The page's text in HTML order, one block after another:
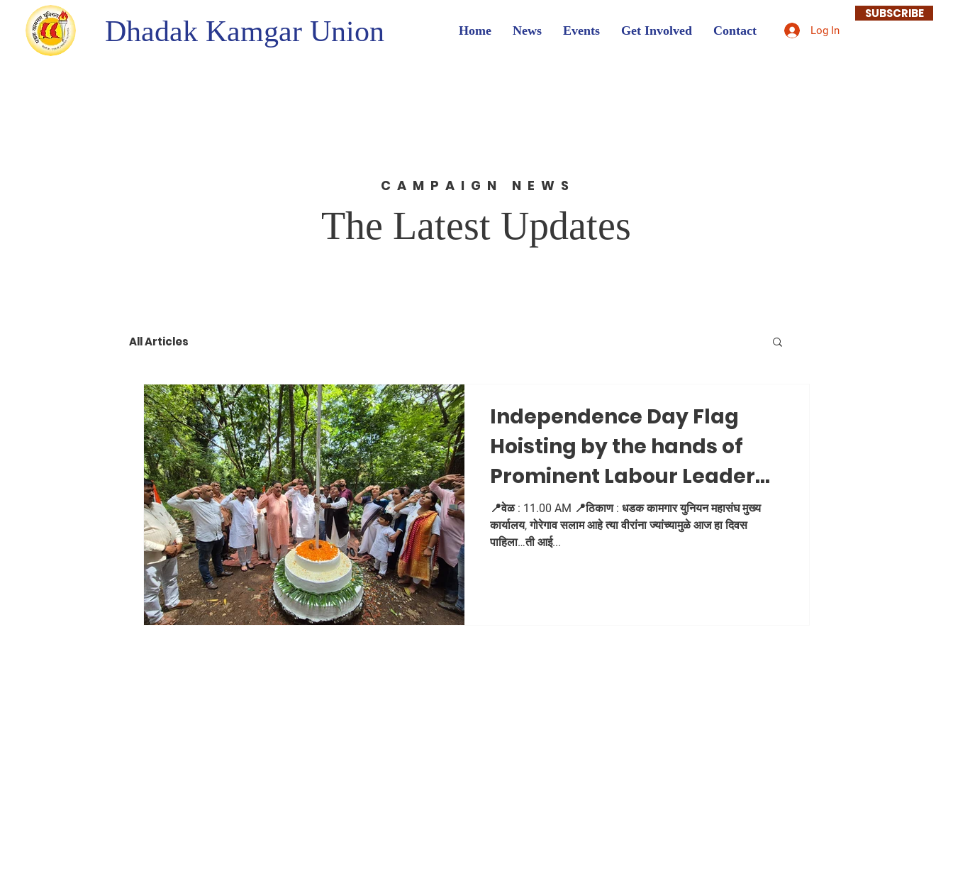
Dhadak Kamgar Union Home News Events Get Involved Contact Log In
SUBSCRIBE
CAMPAIGN NEWS
The Latest Updates
All Articles
Independence Day Flag
Hoisting by the hands of
Prominent Labour Leader
Abhijeet Rane at Dhadak
Kamgar Union's Head
📍वेळ : 11.00 AM 📍ठिकाण : धडक कामगार युनियन महासंघ मुख्य
कार्यालय, गोरेगाव सलाम आहे त्या वीरांना ज्यांच्यामुळे आज हा दिवस
पाहिला…ती आई...